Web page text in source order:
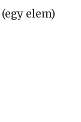
(egy elem)